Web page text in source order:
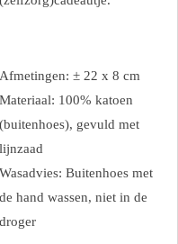
Afmetingen: ± 22 x 8 cm
Materiaal: 100% katoen
(buitenhoes), gevuld met
lijnzaad
Wasadvies: Buitenhoes met
de hand wassen, niet in de
droger